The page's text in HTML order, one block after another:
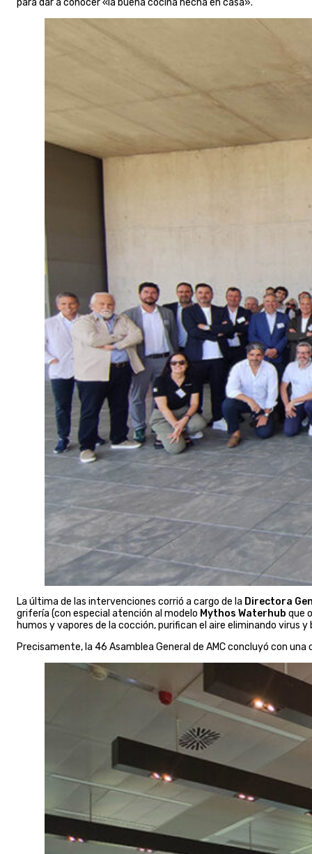
La última de las intervenciones corrió a cargo de la Directora
grifería (con especial atención al modelo Mythos Waterhub que
humos y vapores de la cocción, purifican el aire eliminando virus y
Precisamente, la 46 Asamblea General de AMC concluyó con una